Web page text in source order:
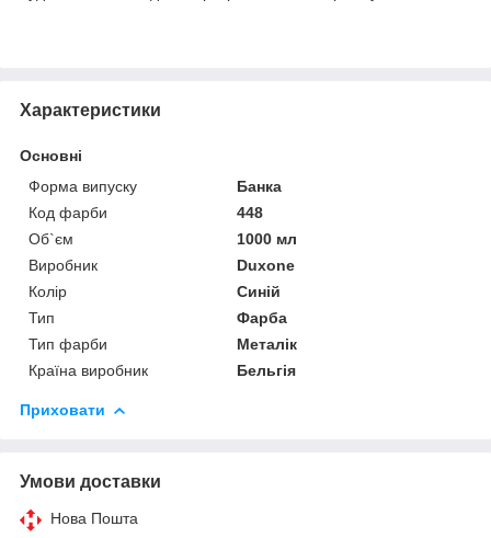
Характеристики
Основні
Форма випуску
Банка
Код фарби
448
Об`єм
1000 мл
Виробник
Duxone
Колір
Синій
Тип
Фарба
Тип фарби
Металік
Країна виробник
Бельгія
Приховати
Умови доставки
Нова Пошта